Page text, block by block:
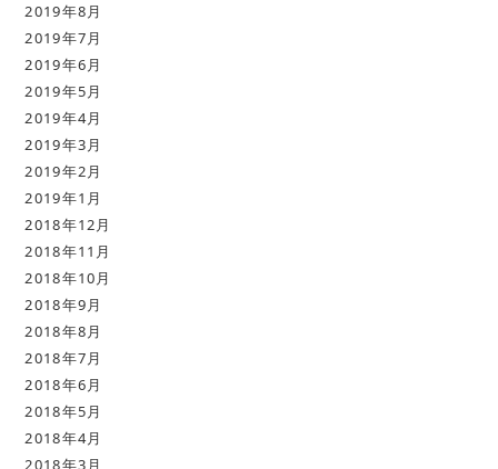
2019年8月
2019年7月
2019年6月
2019年5月
2019年4月
2019年3月
2019年2月
2019年1月
2018年12月
2018年11月
2018年10月
2018年9月
2018年8月
2018年7月
2018年6月
2018年5月
2018年4月
2018年3月